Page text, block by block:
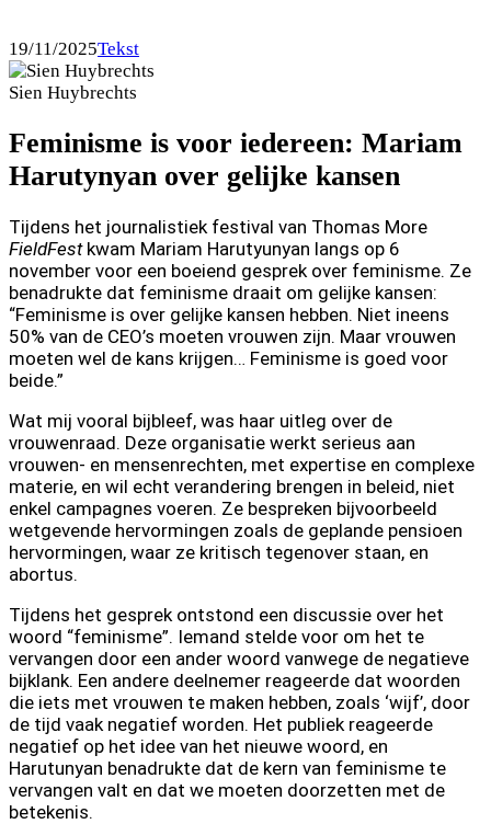
19/11/2025Tekst
Sien Huybrechts
Feminisme is voor iedereen: Mariam
Harutynyan over gelijke kansen
Tijdens het journalistiek festival van Thomas More
FieldFestkwam Mariam Harutyunyan langs op 6
november voor een boeiend gesprek over feminisme. Ze
benadrukte dat feminisme draait om gelijke kansen:
“Feminisme is over gelijke kansen hebben. Niet ineens
50% van de CEO’s moeten vrouwen zijn. Maar vrouwen
moeten wel de kans krijgen… Feminisme is goed voor
beide.”
Wat mij vooral bijbleef, was haar uitleg over de
vrouwenraad. Deze organisatie werkt serieus aan
vrouwen- en mensenrechten, met expertise en complexe
materie, en wil echt verandering brengen in beleid, niet
enkel campagnes voeren. Ze bespreken bijvoorbeeld
wetgevende hervormingen zoals de geplande pensioen
hervormingen, waar ze kritisch tegenover staan, en
abortus.
Tijdens het gesprek ontstond een discussie over het
woord “feminisme”. Iemand stelde voor om het te
vervangen door een ander woord vanwege de negatieve
bijklank. Een andere deelnemer reageerde dat woorden
die iets met vrouwen te maken hebben, zoals ‘wijf’, door
de tijd vaak negatief worden. Het publiek reageerde
negatief op het idee van het nieuwe woord, en
Harutunyan benadrukte dat de kern van feminisme te
vervangen valt en dat we moeten doorzetten met de
betekenis.